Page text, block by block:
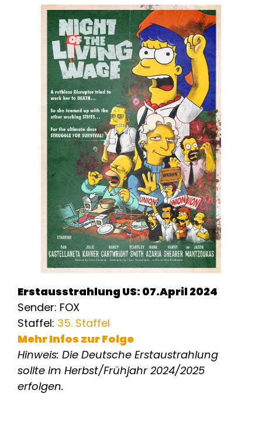
Erstausstrahlung US: 07.April 2024
Sender: FOX
Staffel: 35. Staffel
Mehr Infos zur Folge
Hinweis: Die Deutsche Erstaustrahlung
sollte im Herbst/Frühjahr 2024/2025
erfolgen.